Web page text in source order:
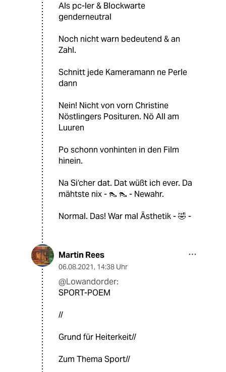
Als pc-ler & Blockwarte
genderneutral
Noch nicht warn bedeutend & an
Zahl.
Schnitt jede Kameramann ne Perle
dann
Nein! Nicht von vorn Christine
Nöstlingers Posituren. Nö All am
Luuren
Po schonn vonhinten in den Film
hinein.
Na Si‘cher dat. Dat wüßt ich ever. Da
mähtste nix - 👠 👠 - Newahr.
Normal. Das! War mal Ästhetik - 🤣 -
Martin Rees
06.08.2021, 14:38 Uhr
@Lowandorder:
SPORT-POEM
//
Grund für Heiterkeit//
Zum Thema Sport//